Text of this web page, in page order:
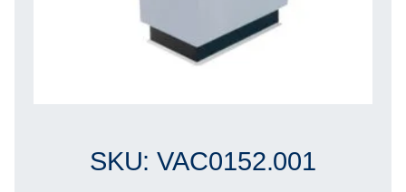
SKU: VAC0152.001